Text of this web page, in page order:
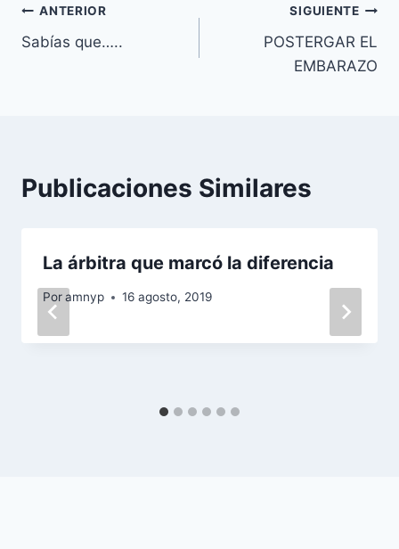
Navegación
de
ANTERIOR
Sabías que…..
SIGUIENTE
POSTERGAR EL
EMBARAZO
Publicaciones Similares
La árbitra que marcó la diferencia
Poramnyp 16 agosto, 2019